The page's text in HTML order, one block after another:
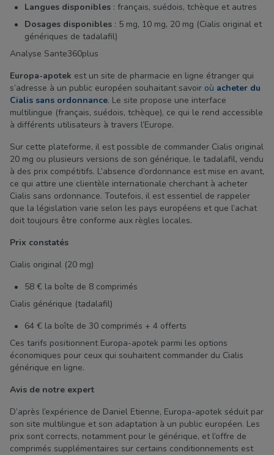
Langues disponibles : français, suédois, tchèque et autres
Dosages disponibles : 5 mg, 10 mg, 20 mg (Cialis original et
génériques de tadalafil)
Analyse Sante360plus
Europa-apotek est un site de pharmacie en ligne étranger qui
s’adresse à un public européen souhaitant savoir où acheter du
Cialis sans ordonnance. Le site propose une interface
multilingue (français, suédois, tchèque), ce qui le rend accessible
à différents utilisateurs à travers l’Europe.
Sur cette plateforme, il est possible de commander Cialis original
20 mg ou plusieurs versions de son générique, le tadalafil, vendu
à des prix compétitifs. L’absence d’ordonnance est mise en avant,
ce qui attire une clientèle internationale cherchant à acheter
Cialis sans ordonnance. Toutefois, il est essentiel de rappeler
que la législation varie selon les pays européens et que l’achat
doit toujours être conforme aux règles locales.
Prix constatés
Cialis original (20 mg)
58 € la boîte de 8 comprimés
Cialis générique (tadalafil)
64 € la boîte de 30 comprimés + 4 offerts
Ces tarifs positionnent Europa-apotek parmi les options
économiques pour ceux qui souhaitent commander du Cialis
générique en ligne.
Avis de notre expert
D’après l’expérience de Daniel Etienne, Europa-apotek séduit par
son site multilingue et son adaptation à un public européen. Les
prix sont corrects, notamment pour le générique, et l’offre de
comprimés supplémentaires sur certains conditionnements est